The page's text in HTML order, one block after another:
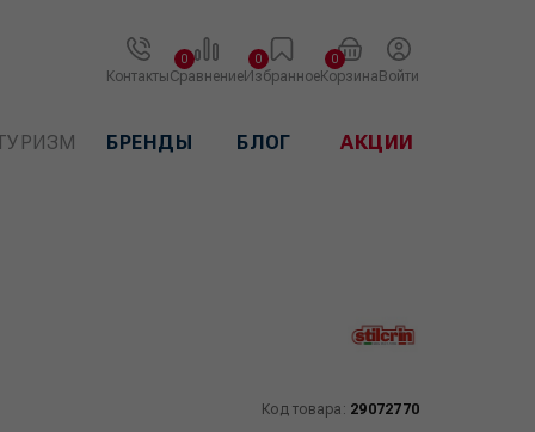
КонтактыСравнение
0
Избранное
0
Корзина
0
Войти
БРЕНДЫ БЛОГ АКЦИИ
Код товара: 29072770